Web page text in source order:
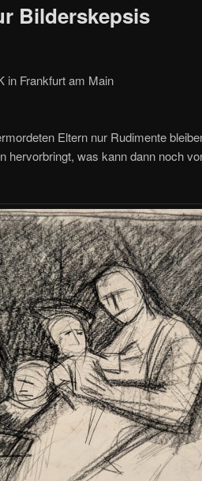
Bilderskepsis
in Frankfurt am Main
Eltern nur Rudimente
hervorbringt, was kann dann noch